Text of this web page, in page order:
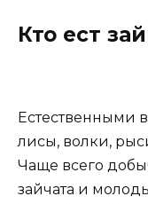
Кто ест
Естественными
лисы, волки,
Чаще всего
зайчата и